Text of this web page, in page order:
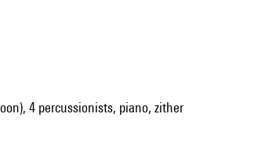
4 percussionists, piano, zither